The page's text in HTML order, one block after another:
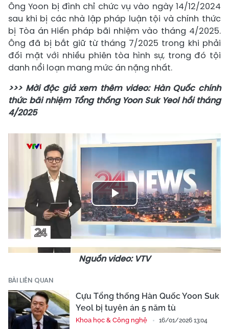
Ông Yoon bị đình chỉ chức vụ vào ngày 14/12/2024
sau khi bị các nhà lập pháp luận tội và chính thức
bị Tòa án Hiến pháp bãi nhiệm vào tháng 4/2025.
Ông đã bị bắt giữ từ tháng 7/2025 trong khi phải
đối mặt với nhiều phiên tòa hình sự, trong đó tội
danh nổi loạn mang mức án nặng nhất.
>>> Mời độc giả xem thêm video: Hàn Quốc chính
thức bãi nhiệm Tổng thống Yoon Suk Yeol hồi tháng
4/2025
Play
Video
Nguồn video: VTV
BÀI LIÊN QUAN
Cựu Tổng thống Hàn Quốc Yoon Suk
Yeol bị tuyên án 5 năm tù
Khoa học & Công nghệ 16/01/2026 13:04